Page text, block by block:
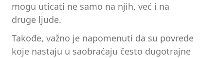
mogu uticati ne samo na njih, već i na
druge ljude.
Takođe, važno je napomenuti da su povrede
koje nastaju u saobraćaju često dugotrajne